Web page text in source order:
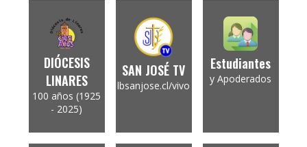
DIÓCESIS
LINARES
100 años (1925
- 2025)
SAN JOSÉ TV
lbsanjose.cl/vivo
Estudiantes
y Apoderados